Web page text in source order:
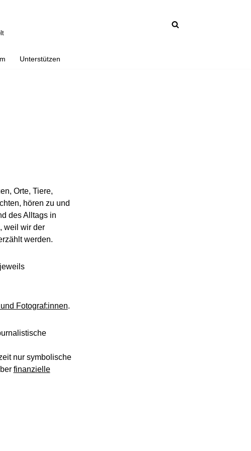
Unterstützen
Orte, Tiere,
hören zu und
des Alltags in
weil wir der
werden.
Fotograf:innen.
nur symbolische
finanzielle